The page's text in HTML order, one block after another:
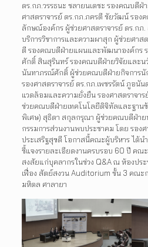
ดร.กภ.วรรธนะ ชลายนเดชะ รองคณบดีฝ่
ศาสตราจารย์ ดร.กภ.ภครตี ชัยวัฒน์ รอ
ลักษณ์องค์กร ผู้ช่วยศาสตราจารย์ ดร.กภ
บริการวิชาการและความผาสุก ผู้ช่วยศาส
ตี รองคณบดีฝ่ายแผนและพัฒนาองค์กร ร
ศักดิ์ สินสุรินทร์ รองคณบดีฝ่ายวิจัยและน
นันทาภรณ์ศักดิ์ ผู้ช่วยคณบดีฝ่ายกิจการ
รองศาสตราจารย์ ดร.กภ.เพชรรัตน์ ภูอนั
แวดล้อมและความยั่งยืน รองศาสตราจา
ช่วยคณบดีฝ่ายเทคโนโลยีดิจิทัลและฐาน
พิเศษ) สุธิดา สกุลกรุณา ผู้ช่วยคณบดีฝ่าย
กรรมการส่วนงานพบประชาคม โดย รอง
ประเสริฐสุขดี โอกาสนี้คณะผู้บริหาร ได้น
ชี้แจงรายละเอียดงานครบรอบ 60 ปี ค
สงสัยแก่บุคลากรในช่วง Q&A ณ ห้องปร
เฟื่อง สัตย์สงวน Auditorium ชั้น 3 คณะ
มหิดล ศาลายา